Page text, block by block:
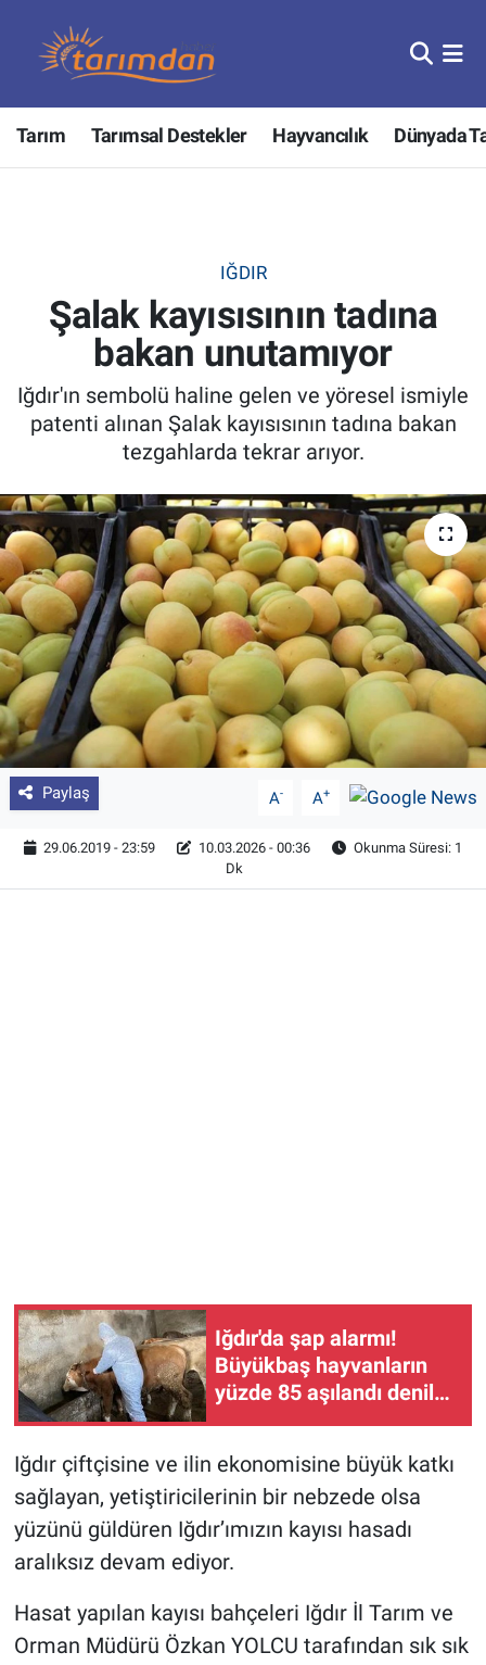
Tarım Tarımsal Destekler Hayvancılık Dünyada
IĞDIR
Şalak kayısısının tadına
bakan unutamıyor
Iğdır'ın sembolü haline gelen ve yöresel ismiyle
patenti alınan Şalak kayısısının tadına bakan
tezgahlarda tekrar arıyor.
Paylaş A- A+
29.06.2019 - 23:59 10.03.2026 - 00:36
Okunma Süresi: 1
Dk
Iğdır'da şap alarmı!
Büyükbaş hayvanların
yüzde 85 aşılandı denilen
ilde karantina üstüne
Iğdır çiftçisine ve ilin ekonomisine büyük katkı
sağlayan, yetiştiricilerinin bir nebzede olsa
yüzünü güldüren Iğdır’ımızın kayısı hasadı
aralıksız devam ediyor.
Hasat yapılan kayısı bahçeleri Iğdır İl Tarım ve
Orman Müdürü Özkan YOLCU tarafından sık sık
Tarım
Hayvancılık
Tarımsal Destekler
Tarım Bakanlığı
TZOB
Tarım Kredi Kooperatifleri
Pankobirlik
Et fiyatları
Tarım Bilgisi
Yetiştirici Soruyor
Dünyada Tarım
Üretici Birlikleri
Şeker ve Şekerli Mamüller
Nöbetçi Eczaneler
Hava Durumu
Tüm Manşetler
Son Dakika Haberleri
Haber Arşivi